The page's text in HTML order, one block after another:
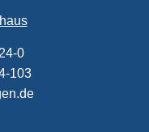
0
103